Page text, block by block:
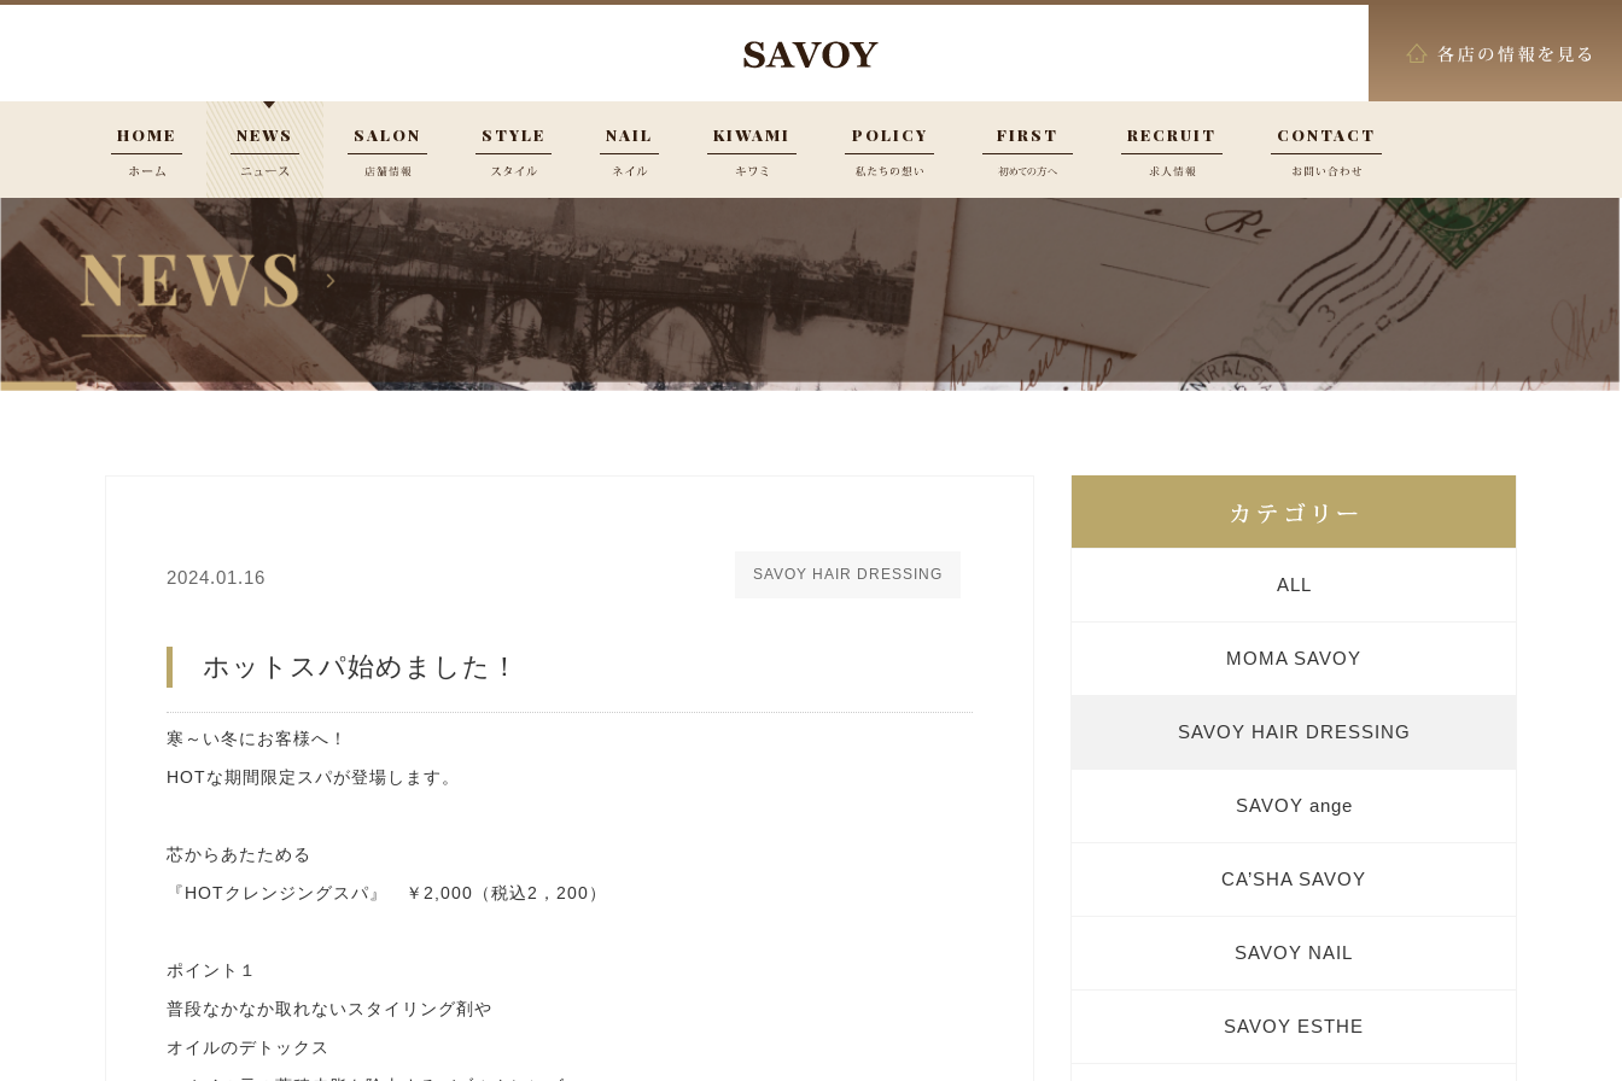
HOME NEWS SALON STYLE NAIL KIWAMI POLICY FIRST RECRUIT CONTACT
2024.01.16 SAVOY HAIR DRESSING
ホットスパ始めました！
寒～い冬にお客様へ！
HOTな期間限定スパが登場します。
芯からあたためる
『HOTクレンジングスパ』 ￥2,000（税込2，200）
ポイント１
普段なかなか取れないスタイリング剤や
オイルのデトックス
ALL
MOMA SAVOY
SAVOY HAIR DRESSING
SAVOY ange
CA’SHA SAVOY
SAVOY NAIL
SAVOY ESTHE